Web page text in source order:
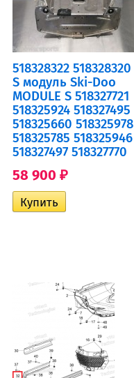
518328322 518328320
S модуль Ski-Doo
MODULE S 518327721
518325924 518327495
518325660 518325978
518325785 518325946
518327497 518327770
58 900 ₽